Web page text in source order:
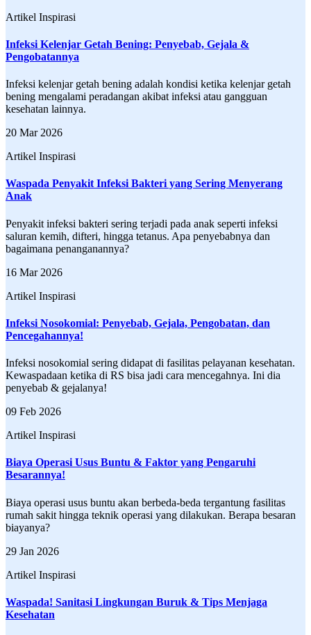
Artikel Inspirasi
Infeksi Kelenjar Getah Bening: Penyebab, Gejala &
Pengobatannya
Infeksi kelenjar getah bening adalah kondisi ketika kelenjar getah
bening mengalami peradangan akibat infeksi atau gangguan
kesehatan lainnya.
20 Mar 2026
Artikel Inspirasi
Waspada Penyakit Infeksi Bakteri yang Sering Menyerang
Anak
Penyakit infeksi bakteri sering terjadi pada anak seperti infeksi
saluran kemih, difteri, hingga tetanus. Apa penyebabnya dan
bagaimana penanganannya?
16 Mar 2026
Artikel Inspirasi
Infeksi Nosokomial: Penyebab, Gejala, Pengobatan, dan
Pencegahannya!
Infeksi nosokomial sering didapat di fasilitas pelayanan kesehatan.
Kewaspadaan ketika di RS bisa jadi cara mencegahnya. Ini dia
penyebab & gejalanya!
09 Feb 2026
Artikel Inspirasi
Biaya Operasi Usus Buntu & Faktor yang Pengaruhi
Besarannya!
Biaya operasi usus buntu akan berbeda-beda tergantung fasilitas
rumah sakit hingga teknik operasi yang dilakukan. Berapa besaran
biayanya?
29 Jan 2026
Artikel Inspirasi
Waspada! Sanitasi Lingkungan Buruk & Tips Menjaga
Kesehatan